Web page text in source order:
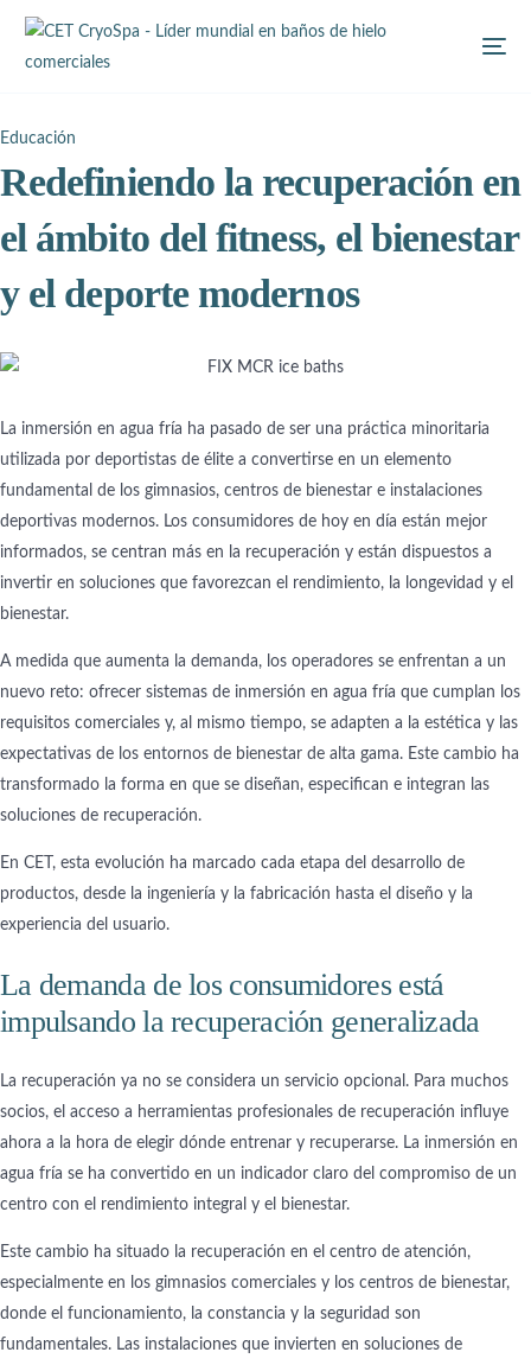
Educación
Redefiniendo la recuperación en
el ámbito del fitness, el bienestar
y el deporte modernos
La inmersión en agua fría ha pasado de ser una práctica minoritaria
utilizada por deportistas de élite a convertirse en un elemento
fundamental de los gimnasios, centros de bienestar e instalaciones
deportivas modernos. Los consumidores de hoy en día están mejor
informados, se centran más en la recuperación y están dispuestos a
invertir en soluciones que favorezcan el rendimiento, la longevidad y el
bienestar.
A medida que aumenta la demanda, los operadores se enfrentan a un
nuevo reto: ofrecer sistemas de inmersión en agua fría que cumplan los
requisitos comerciales y, al mismo tiempo, se adapten a la estética y las
expectativas de los entornos de bienestar de alta gama. Este cambio ha
transformado la forma en que se diseñan, especifican e integran las
soluciones de recuperación.
En CET, esta evolución ha marcado cada etapa del desarrollo de
productos, desde la ingeniería y la fabricación hasta el diseño y la
experiencia del usuario.
La demanda de los consumidores está
impulsando la recuperación generalizada
La recuperación ya no se considera un servicio opcional. Para muchos
socios, el acceso a herramientas profesionales de recuperación influye
ahora a la hora de elegir dónde entrenar y recuperarse. La inmersión en
agua fría se ha convertido en un indicador claro del compromiso de un
centro con el rendimiento integral y el bienestar.
Este cambio ha situado la recuperación en el centro de atención,
especialmente en los gimnasios comerciales y los centros de bienestar,
donde el funcionamiento, la constancia y la seguridad son
fundamentales. Las instalaciones que invierten en soluciones de